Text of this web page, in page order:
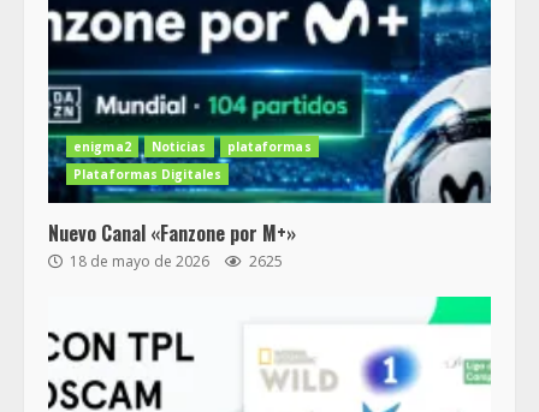
enigma2 Noticias
plataformas
Plataformas Digitales
Nuevo Canal «Fanzone por M+»
18 de mayo de 2026 2625